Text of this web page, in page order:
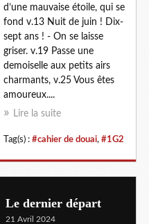
d’une mauvaise étoile, qui se
fond v.13 Nuit de juin ! Dix-
sept ans ! - On se laisse
griser. v.19 Passe une
demoiselle aux petits airs
charmants, v.25 Vous êtes
amoureux....
Lire la suite
Tag(s) : #cahier de douai, #1G2
Le dernier départ
21 Avril 2024